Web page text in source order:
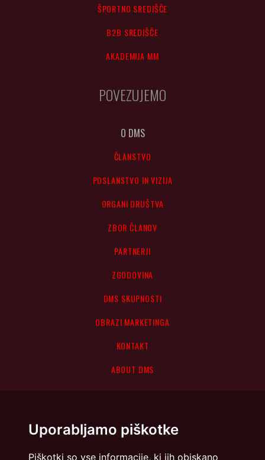
Uporabljamo piškotke
Piškotki so vse informacije, ki jih obiskano
ŠPORTNO SREDIŠČE
B2B SREDIŠČE
AKADEMIJA MM
POVEZUJEMO
O DMS
ČLANSTVO
POSLANSTVO IN VIZIJA
ORGANI DRUŠTVA
ZBOR ČLANOV
PARTNERJI
ZGODOVINA
DMS SKUPNOSTI
OBRAZI MARKETINGA
KONTAKT
ABOUT DMS